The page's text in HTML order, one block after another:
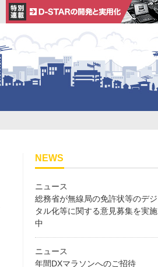
NEWS
ニュース
総務省が無線局の免許状等のデジ
タル化等に関する意見募集を実施
中
ニュース
年間DXマラソンへのご招待